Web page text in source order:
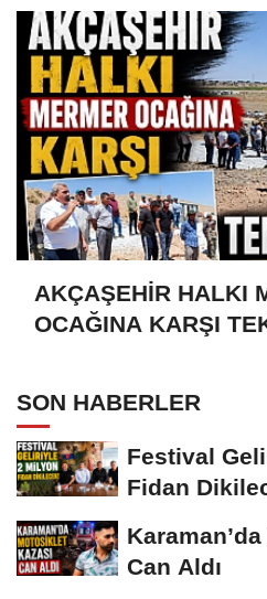
AKÇAŞEHİR HALKI
OCAĞINA KARŞI
SON HABERLER
Festival
Fidan
Can Aldı